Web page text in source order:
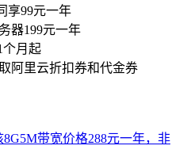
享99元一年
器199元一年
个月起
阿里云折扣券和代金券
带宽价格288元一年，非